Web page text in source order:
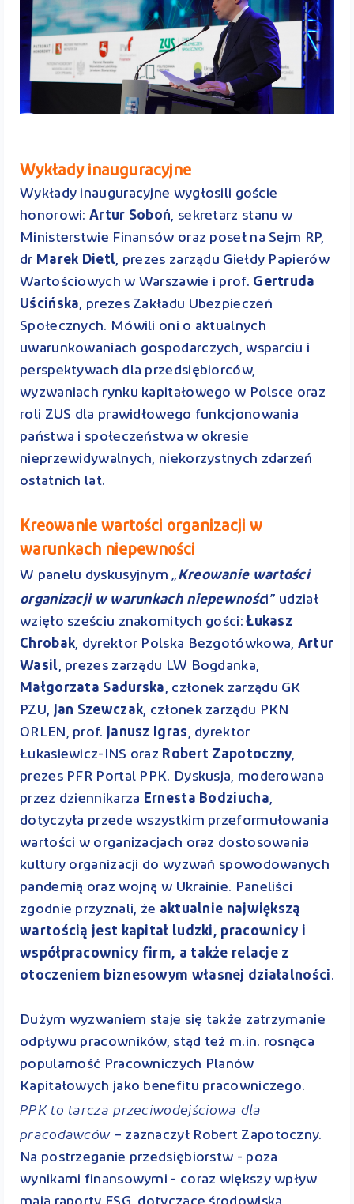
Wykłady inauguracyjne
Wykłady inauguracyjne wygłosili goście
honorowi:Artur Soboń, sekretarz stanu w
Ministerstwie Finansów oraz poseł na Sejm RP,
dr Marek Dietl, prezes zarządu Giełdy Papierów
Wartościowych w Warszawie i prof. Gertruda
Uścińska, prezes Zakładu Ubezpieczeń
Społecznych. Mówili oni o aktualnych
uwarunkowaniach gospodarczych, wsparciu i
perspektywach dla przedsiębiorców,
wyzwaniach rynku kapitałowego w Polsce oraz
roli ZUS dla prawidłowego funkcjonowania
państwa i społeczeństwa w okresie
nieprzewidywalnych, niekorzystnych zdarzeń
ostatnich lat.
Kreowanie wartości organizacji w
warunkach niepewności
W panelu dyskusyjnym „Kreowanie wartości
organizacji w warunkach niepewności” udział
wzięło sześciu znakomitych gości:Łukasz
Chrobak, dyrektor Polska Bezgotówkowa, Artur
Wasil, prezes zarządu LW Bogdanka,
Małgorzata Sadurska, członek zarządu GK
PZU, Jan Szewczak, członek zarządu PKN
ORLEN, prof. Janusz Igras, dyrektor
Łukasiewicz-INS oraz Robert Zapotoczny,
prezes PFR Portal PPK. Dyskusja, moderowana
przez dziennikarza Ernesta Bodziucha,
dotyczyła przede wszystkim przeformułowania
wartości w organizacjach oraz dostosowania
kultury organizacji do wyzwań spowodowanych
pandemią oraz wojną w Ukrainie. Paneliści
zgodnie przyznali, że aktualnie największą
wartością jest kapitał ludzki, pracownicy i
współpracownicy firm, a także relacje z
otoczeniem biznesowym własnej działalności.
Dużym wyzwaniem staje się także zatrzymanie
odpływu pracowników, stąd też m.in. rosnąca
popularność Pracowniczych Planów
Kapitałowych jako benefitu pracowniczego.
PPK to tarcza przeciwodejściowa dla
pracodawców – zaznaczył Robert Zapotoczny.
Na postrzeganie przedsiębiorstw - poza
wynikami finansowymi - coraz większy wpływ